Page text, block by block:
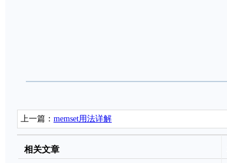
上一篇： memset用法详解
相关文章